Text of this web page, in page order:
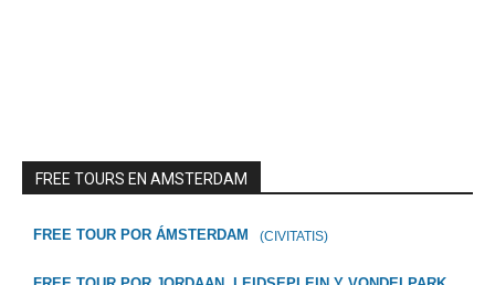
FREE TOURS EN AMSTERDAM
FREE TOUR POR ÁMSTERDAM (CIVITATIS)